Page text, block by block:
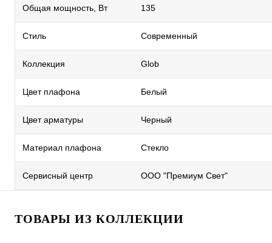
Общая мощность, Вт 135
Стиль Современный
Коллекция Glob
Цвет плафона Белый
Цвет арматуры Черный
Материал плафона Стекло
Сервисный центр ООО "Премиум Свет"
ТОВАРЫ ИЗ КОЛЛЕКЦИИ